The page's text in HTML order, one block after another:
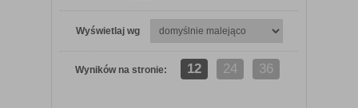
Wyświetlaj wg
Wyników na stronie: 12 24 36